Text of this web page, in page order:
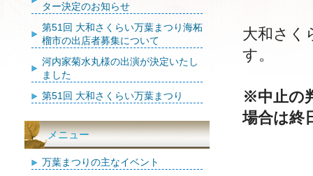
大和さく
す。
※中止の
場合は終
ター決定のお知らせ
第51回 大和さくらい万葉まつり海柘
榴市の出店者募集について
河内家菊水丸様の出演が決定いたし
ました
第51回 大和さくらい万葉まつり
メニュー
万葉まつりの主なイベント